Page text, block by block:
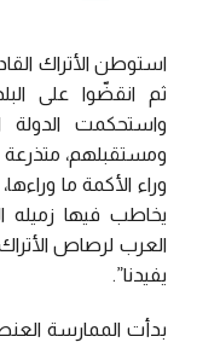
استوطن الأتراك
ثم انقضّوا على
واستحكمت الدولة
ومستقبلهم، متذرعة
وراء الأكمة ما
العرب لرصاص
يفيدنا”.
بدأت الممارسة